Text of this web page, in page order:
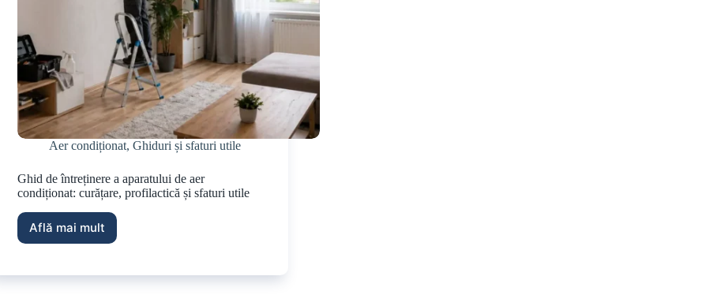
Aer condiționat,Ghiduri și sfaturi utile
Ghid de întreținere a aparatului de aer
condiționat: curățare, profilactică și sfaturi utile
Află mai mult